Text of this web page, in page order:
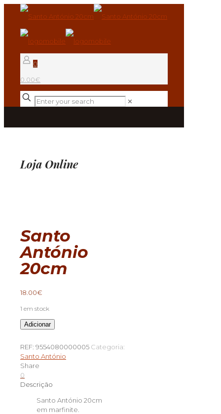
0
0.00€
✕
Loja Online
Santo
António
20cm
18.00€
1 em stock
Quantidade
de
António
20cm
Adicionar
REF: 9554080000005 Categoria:
Santo António
Share
0
Descrição
Santo António 20cm
em marfinite.